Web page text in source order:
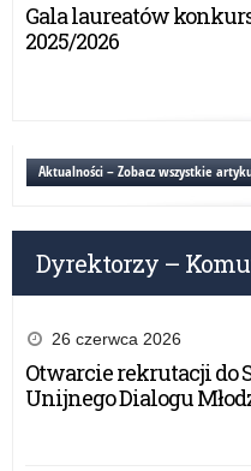
Gala laureatów
2025/2026
Aktualności – Zobacz wszystkie
Dyrektorzy –
26 czerwca 2026
Otwarcie rekrutacji do
Unijnego Dialogu